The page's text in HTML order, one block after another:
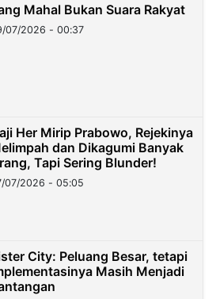
Mahal Bukan Suara Rakyat
07/2026 - 00:37
Her Mirip Prabowo, Rejekinya
dan Dikagumi Banyak
Tapi Sering Blunder!
07/2026 - 05:05
City: Peluang Besar, tetapi
Masih Menjadi